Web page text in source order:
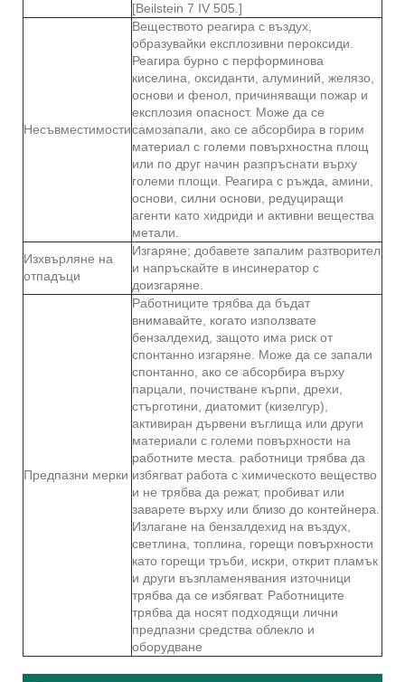
[Beilstein 7 IV 505.]
Несъвместимости
Веществото реагира с въздух,
образувайки експлозивни пероксиди.
Реагира бурно с перформинова
киселина, оксиданти, алуминий, желязо,
основи и фенол, причиняващи пожар и
експлозия опасност. Може да се
самозапали, ако се абсорбира в горим
материал с големи повърхностна площ
или по друг начин разпръснати върху
големи площи. Реагира с ръжда, амини,
основи, силни основи, редуциращи
агенти като хидриди и активни вещества
метали.
Изхвърляне на
отпадъци
Изгаряне; добавете запалим разтворител
и напръскайте в инсинератор с
доизгаряне.
Предпазни мерки
Работниците трябва да бъдат
внимавайте, когато използвате
бензалдехид, защото има риск от
спонтанно изгаряне. Може да се запали
спонтанно, ако се абсорбира върху
парцали, почистване кърпи, дрехи,
стърготини, диатомит (кизелгур),
активиран дървени въглища или други
материали с големи повърхности на
работните места. работници трябва да
избягват работа с химическото вещество
и не трябва да режат, пробиват или
заварете върху или близо до контейнера.
Излагане на бензалдехид на въздух,
светлина, топлина, горещи повърхности
като горещи тръби, искри, открит пламък
и други възпламенявания източници
трябва да се избягват. Работниците
трябва да носят подходящи лични
предпазни средства облекло и
оборудване